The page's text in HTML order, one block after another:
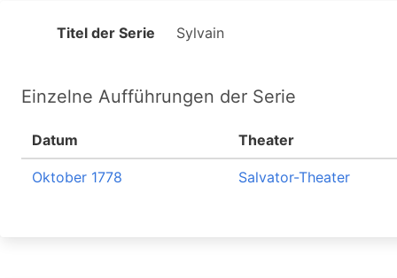
Titel der Serie Sylvain
Einzelne Aufführungen der Serie
Datum Theater
Oktober 1778 Salvator-Theater